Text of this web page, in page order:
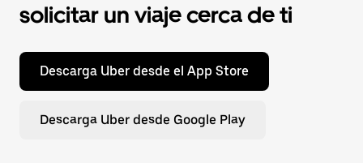
solicitar un viaje cerca de ti
Descarga Uber desde el App Store
Descarga Uber desde Google Play